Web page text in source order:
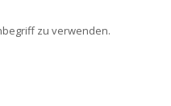
zu verwenden.